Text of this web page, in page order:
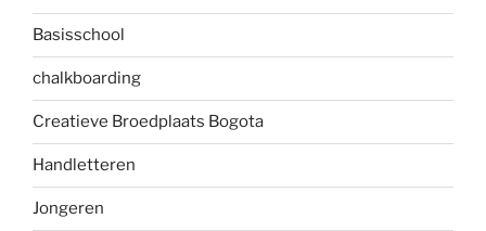
Basisschool
chalkboarding
Creatieve Broedplaats Bogota
Handletteren
Jongeren